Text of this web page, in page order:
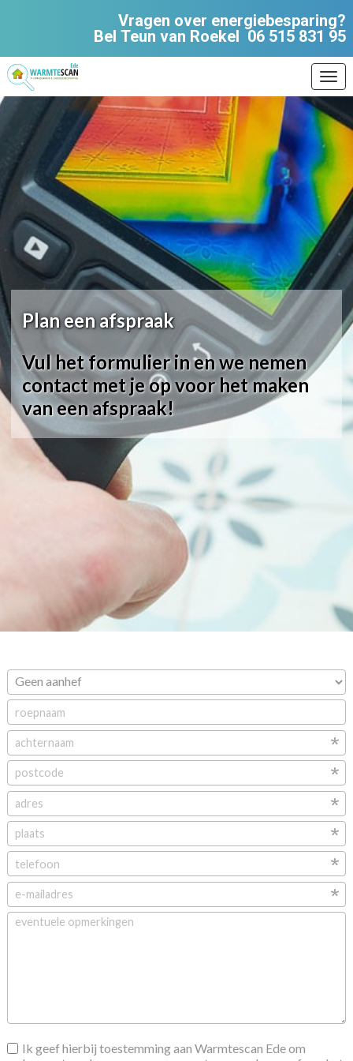
Vragen over energiebesparing?
Bel Teun van Roekel 06 515 831 95
Plan een afspraak
Vul het formulier in en we nemen
contact met je op voor het maken
van een afspraak!
Ik geef hierbij toestemming aan Warmtescan Ede om